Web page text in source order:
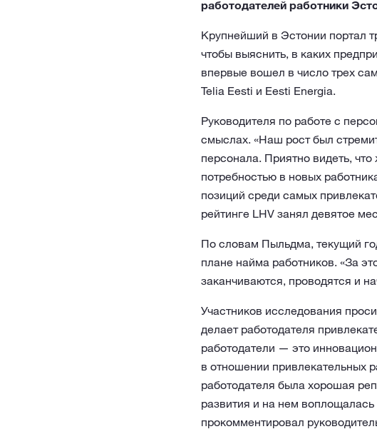
работодателей работники
Крупнейший в Эстонии портал
чтобы выяснить, в каких
впервые вошел в число трех
Telia Eesti и Eesti Energia.
Руководителя по работе с
смыслах. «Наш рост был
персонала. Приятно видеть,
потребностью в новых
позиций среди самых
рейтинге LHV занял девятое
По словам Пыльдма, текущий
плане найма работников. «За
заканчиваются, проводятся и
Участников исследования
делает работодателя
работодатели — это
в отношении привлекательных
работодателя была хорошая
развития и на нем
прокомментировал